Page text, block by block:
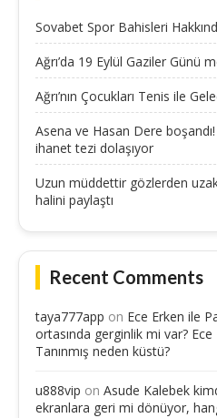
Sovabet Spor Bahisleri
Ağrı’da 19 Eylül Gaziler Günü
Ağrı’nın Çocukları Tenis ile
Asena ve Hasan Dere
ihanet tezi dolaşıyor
Uzun müddettir gözlerden
halini paylaştı
Recent Comments
taya777app on Ece Erken ile
ortasında gerginlik mi var? Ece
Tanınmış neden küstü?
u888vip on Asude Kalebek
ekranlara geri mi dönüyor,